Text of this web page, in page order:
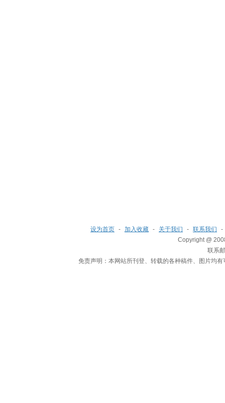
设为首页 - 加入收藏 - 关于我们 - 联系我们
-
Copyright @
联系
免责声明：本网站所刊登、转载的各种稿件、图片均